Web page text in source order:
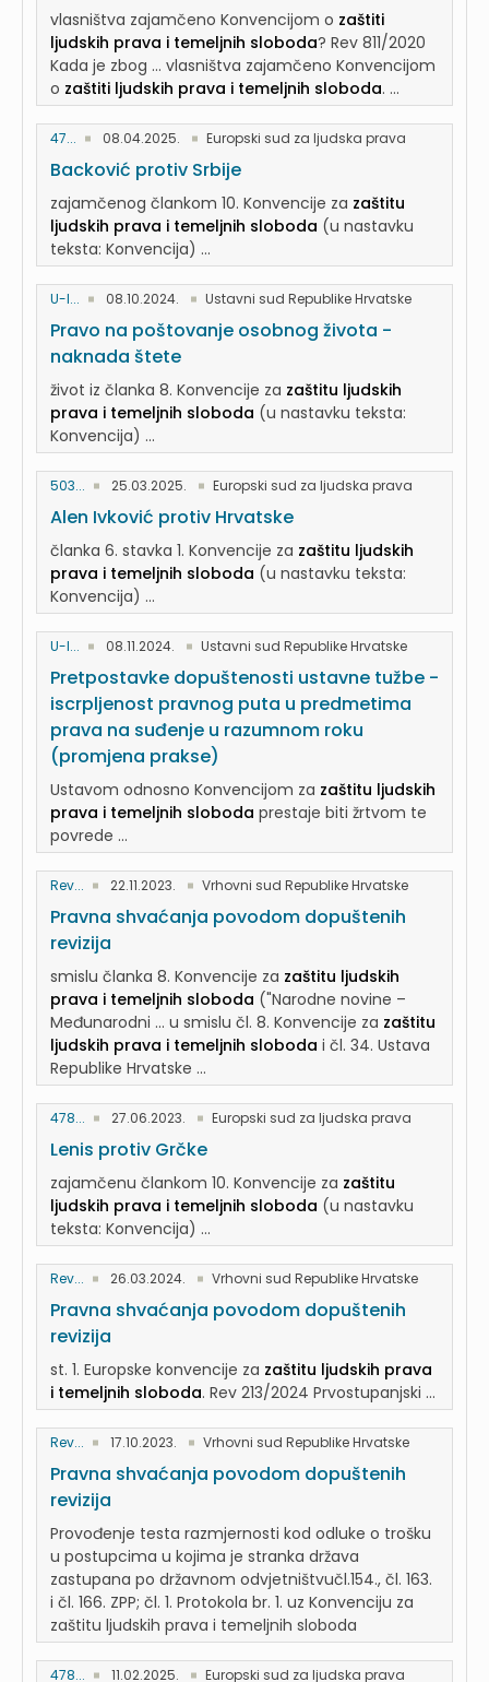
vlasništva zajamčeno Konvencijom o zaštiti
ljudskih prava i temeljnih sloboda? Rev 811/2020
Kada je zbog ... vlasništva zajamčeno Konvencijom
o zaštiti ljudskih prava i temeljnih sloboda. ...
47... 08.04.2025. Europski sud za ljudska prava
Backović protiv Srbije
zajamčenog člankom 10. Konvencije za zaštitu
ljudskih prava i temeljnih sloboda (u nastavku
teksta: Konvencija) ...
U-I... 08.10.2024. Ustavni sud Republike Hrvatske
Pravo na poštovanje osobnog života -
naknada štete
život iz članka 8. Konvencije za zaštitu ljudskih
prava i temeljnih sloboda (u nastavku teksta:
Konvencija) ...
503... 25.03.2025. Europski sud za ljudska prava
Alen Ivković protiv Hrvatske
članka 6. stavka 1. Konvencije za zaštitu ljudskih
prava i temeljnih sloboda (u nastavku teksta:
Konvencija) ...
U-I... 08.11.2024. Ustavni sud Republike Hrvatske
Pretpostavke dopuštenosti ustavne tužbe -
iscrpljenost pravnog puta u predmetima
prava na suđenje u razumnom roku
(promjena prakse)
Ustavom odnosno Konvencijom za zaštitu ljudskih
prava i temeljnih sloboda prestaje biti žrtvom te
povrede ...
Rev... 22.11.2023. Vrhovni sud Republike Hrvatske
Pravna shvaćanja povodom dopuštenih
revizija
smislu članka 8. Konvencije za zaštitu ljudskih
prava i temeljnih sloboda ("Narodne novine –
Međunarodni ... u smislu čl. 8. Konvencije za zaštitu
ljudskih prava i temeljnih sloboda i čl. 34. Ustava
Republike Hrvatske ...
478... 27.06.2023. Europski sud za ljudska prava
Lenis protiv Grčke
zajamčenu člankom 10. Konvencije za zaštitu
ljudskih prava i temeljnih sloboda (u nastavku
teksta: Konvencija) ...
Rev... 26.03.2024. Vrhovni sud Republike Hrvatske
Pravna shvaćanja povodom dopuštenih
revizija
st. 1. Europske konvencije za zaštitu ljudskih prava
i temeljnih sloboda. Rev 213/2024 Prvostupanjski ...
Rev... 17.10.2023. Vrhovni sud Republike Hrvatske
Pravna shvaćanja povodom dopuštenih
revizija
Provođenje testa razmjernosti kod odluke o trošku
u postupcima u kojima je stranka država
zastupana po državnom odvjetništvučl.154., čl. 163.
i čl. 166. ZPP; čl. 1. Protokola br. 1. uz Konvenciju za
zaštitu ljudskih prava i temeljnih sloboda
478... 11.02.2025. Europski sud za ljudska prava